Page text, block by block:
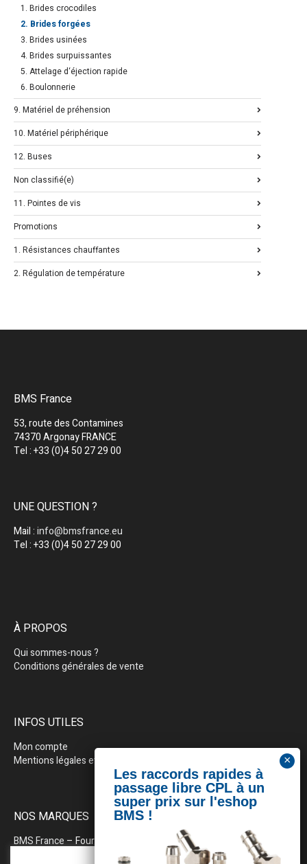
1. Brides crocodiles
2. Brides forgées
3. Brides usinées
4. Brides surpuissantes
5. Attelage d‘éjection rapide
6. Boulonnerie
9. Matériel de préhension
10. Matériel périphérique
12. Buses
Non classifié(e)
11. Pointes de vis
Promotions
1. Résistances chauffantes
2. Régulation de température
BMS France
53, route des Contamines
74370 Argonay FRANCE
Tel : +33 (0)4 50 27 29 00
UNE QUESTION ?
Mail :info@bmsfrance.eu
Tel : +33 (0)4 50 27 29 00
À PROPOS
Qui sommes-nous ?
Conditions générales de vente
INFOS UTILES
Mon compte
Mentions légales et politique de confidentialité
NOS MARQUES
BMS France – Fournitures industrielles pour la plasturgie